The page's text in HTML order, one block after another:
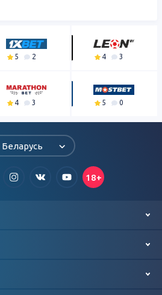
5 2 4 3
4 3 5 0
Беларусь
18+